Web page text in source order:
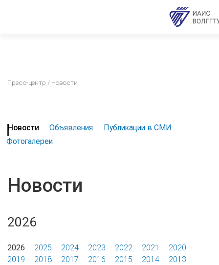
Пресс-центр / Новости
Новости Объявления
Публикации в СМИ
Фотогалереи
Новости
2026
2026 2025 2024 2023 2022 2021
2020
2019
2018 2017 2016 2015 2014
2013